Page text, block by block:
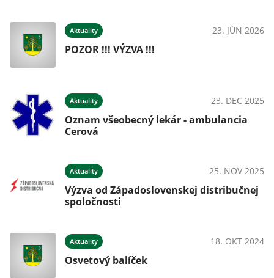
Aktuality 23. JÚN 2026
POZOR !!! VÝZVA !!!
Aktuality 23. DEC 2025
Oznam všeobecný lekár - ambulancia
Cerová
Aktuality 25. NOV 2025
Výzva od Západoslovenskej distribučnej
spoločnosti
Aktuality 18. OKT 2024
Osvetový balíček